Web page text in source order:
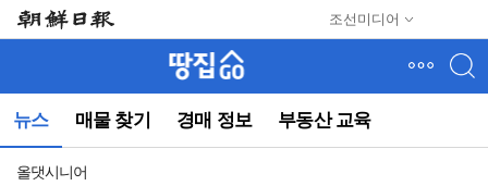
조선미디어
뉴스 매물 찾기 경매 정보 부동산 교육
뉴
(컨
올댓시니어